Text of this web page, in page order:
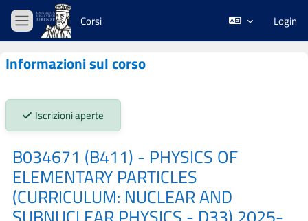
Vai al contenuto principale
Pannello laterale
Corsi Login
Informazioni sul corso
Stato iscrizioni:
Iscrizioni aperte
B034671 (B411) - PHYSICS OF
ELEMENTARY PARTICLES
(CURRICULUM: NUCLEAR AND